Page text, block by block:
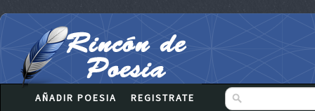
AÑADIR POESIA REGISTRATE